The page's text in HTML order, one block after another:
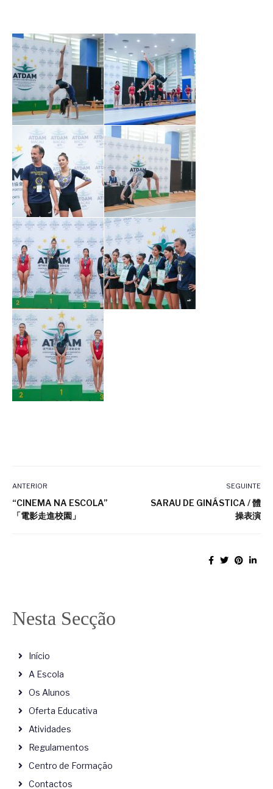
ANTERIOR
“CINEMA NA ESCOLA”
「電影走進校園」
SEGUINTE
SARAU DE GINÁSTICA / 體
操表演
Nesta Secção
Início
A Escola
Os Alunos
Oferta Educativa
Atividades
Regulamentos
Centro de Formação
Contactos